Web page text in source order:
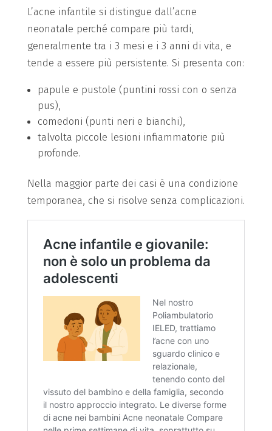
L’acne infantile si distingue dall’acne
neonatale perché compare più tardi,
generalmente tra i 3 mesi e i 3 anni di vita, e
tende a essere più persistente. Si presenta con:
papule e pustole (puntini rossi con o senza
pus),
comedoni (punti neri e bianchi),
talvolta piccole lesioni infiammatorie più
profonde.
Nella maggior parte dei casi è una condizione
temporanea, che si risolve senza complicazioni.